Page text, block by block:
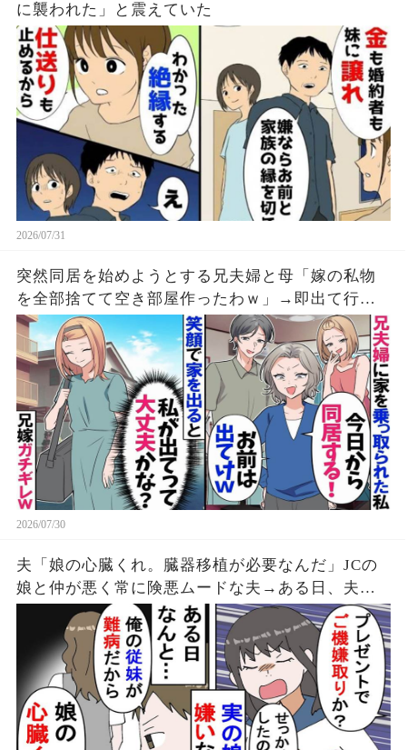
に襲われた」と震えていた
2026/07/31
突然同居を始めようとする兄夫婦と母「嫁の私物
を全部捨てて空き部屋作ったわｗ」→即出て行き
家を売却し解体した結果ｗ
2026/07/30
夫「娘の心臓くれ。臓器移植が必要なんだ」JCの
娘と仲が悪く常に険悪ムードな夫→ある日、夫の
若い従妹にあたる女の子に臓器移植が必要になり
娘をドナーにすると言い始め…